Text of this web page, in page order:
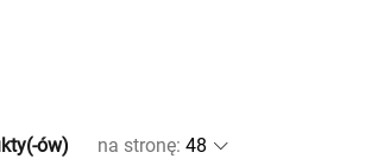
ów) na stronę: